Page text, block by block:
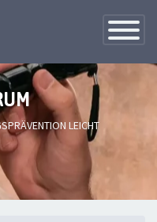
Toggle
LEICHT